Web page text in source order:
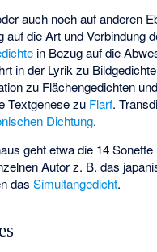
auch noch auf anderen
auf die Art und Verbindung
in Bezug auf die
in der Lyrik zu
zu Flächengedichten und
Textgenese zu Flarf.
Dichtung.
geht etwa die 14
Autor z. B. das
dasSimultangedicht.